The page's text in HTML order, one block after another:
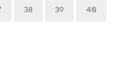
38 39 40